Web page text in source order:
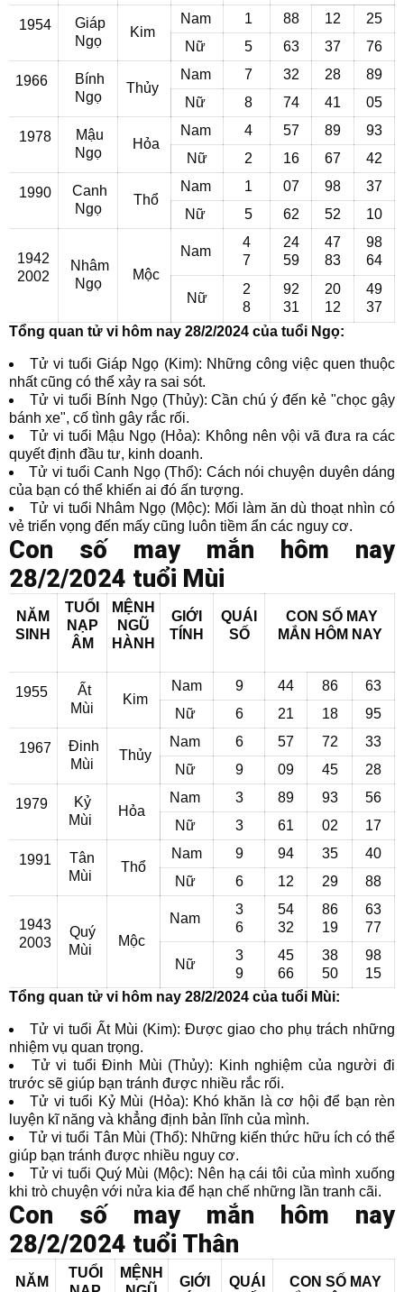
1954
Giáp
Ngọ
Kim
Nam 1 88 12
25
Nữ
5 63 37 76
1966
Bính
Ngọ
Thủy
Nam 7 32 28
89
Nữ
8 74 41 05
1978
Mậu
Ngọ
Hỏa
Nam 4 57 89
93
Nữ
2 16 67 42
1990
Canh
Ngọ
Thổ
Nam 1 07 98
37
Nữ
5 62 52 10
1942
2002
Nhâm
Ngọ
Mộc
Nam
4
7
24
59
47
83
98
64
Nữ
2
8
92
31
20
12
49
37
Tổng quan tử vi hôm nay 28/2/2024 của tuổi Ngọ:
Tử vi tuổi Giáp Ngọ (Kim): Những công việc quen thuộc
nhất cũng có thể xảy ra sai sót.
Tử vi tuổi Bính Ngọ (Thủy): Cần chú ý đến kẻ "chọc gậy
bánh xe", cố tình gây rắc rối.
Tử vi tuổi Mậu Ngọ (Hỏa): Không nên vội vã đưa ra các
quyết định đầu tư, kinh doanh.
Tử vi tuổi Canh Ngọ (Thổ): Cách nói chuyện duyên dáng
của bạn có thể khiến ai đó ấn tượng.
Tử vi tuổi Nhâm Ngọ (Mộc): Mối làm ăn dù thoạt nhìn có
vẻ triển vọng đến mấy cũng luôn tiềm ẩn các nguy cơ.
Con số may mắn hôm nay
28/2/2024 tuổi Mùi
NĂM
SINH
TUỔI
NẠP
ÂM
MỆNH
NGŨ
HÀNH
GIỚI
TÍNH
QUÁI
SỐ
CON SỐ MAY
MẮN HÔM NAY
1955
Ất
Mùi
Kim
Nam 9 44 86
63
Nữ
6 21 18 95
1967
Đinh
Mùi
Thủy
Nam 6 57 72
33
Nữ
9 09 45 28
1979
Kỷ
Mùi
Hỏa
Nam 3 89 93
56
Nữ
3 61 02 17
1991
Tân
Mùi
Thổ
Nam 9 94 35
40
Nữ
6 12 29 88
1943
2003
Quý
Mùi
Mộc
Nam
3
6
54
32
86
19
63
77
Nữ
3
9
45
66
38
50
98
15
Tổng quan tử vi hôm nay 28/2/2024 của tuổi Mùi:
Tử vi tuổi Ất Mùi (Kim): Được giao cho phụ trách những
nhiệm vụ quan trọng.
Tử vi tuổi Đinh Mùi (Thủy): Kinh nghiệm của người đi
trước sẽ giúp bạn tránh được nhiều rắc rối.
Tử vi tuổi Kỷ Mùi (Hỏa): Khó khăn là cơ hội để bạn rèn
luyện kĩ năng và khẳng định bản lĩnh của mình.
Tử vi tuổi Tân Mùi (Thổ): Những kiến thức hữu ích có thể
giúp bạn tránh được nhiều nguy cơ.
Tử vi tuổi Quý Mùi (Mộc): Nên hạ cái tôi của mình xuống
khi trò chuyện với nửa kia để hạn chế những lần tranh cãi.
Con số may mắn hôm nay
28/2/2024 tuổi Thân
NĂM
TUỔI
MỆNH
GIỚI QUÁI CON SỐ MAY